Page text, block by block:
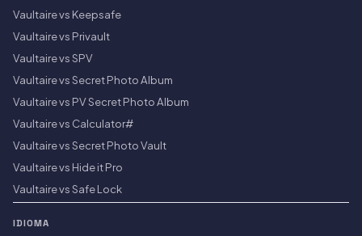
Vaultaire vs Keepsafe
Vaultaire vs Privault
Vaultaire vs SPV
Vaultaire vs Secret Photo Album
Vaultaire vs PV Secret Photo Album
Vaultaire vs Calculator#
Vaultaire vs Secret Photo Vault
Vaultaire vs Hide it Pro
Vaultaire vs Safe Lock
IDIOMA